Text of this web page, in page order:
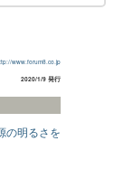
www.forum8.co.jp
2020/1/9 発行
の明るさを